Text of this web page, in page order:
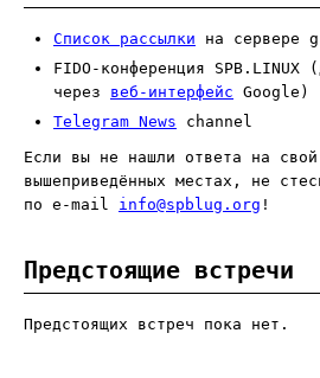
Список рассылки на сервере
FIDO-конференция SPB.LINUX
через веб-интерфейс Google)
Telegram News channel
Если вы не нашли ответа на
вышеприведённых местах, не
по e-mail info@spblug.org !
Предстоящие встречи
Предстоящих встреч пока нет.